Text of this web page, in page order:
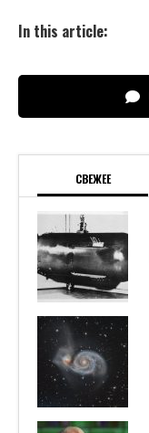
In this article:
СВЕЖЕЕ